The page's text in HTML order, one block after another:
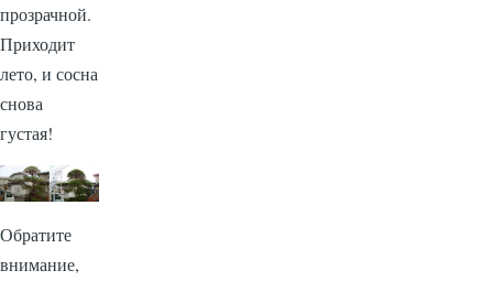
прозрачной.
Приходит
лето, и сосна
снова
густая!
Обратите
внимание,